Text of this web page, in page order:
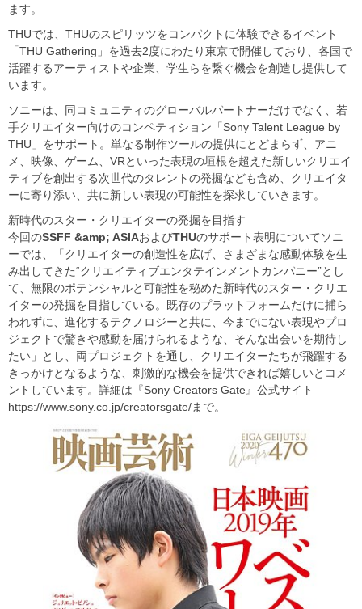
ます。
THUでは、THUのスピリッツをコンパクトに体験できるイベント
「THU Gathering」を過去2度にわたり東京で開催しており、各国で
活躍するアーティストや企業、学生らを繋ぐ機会を創造し提供して
います。
ソニーは、同コミュニティのグローバルパートナーだけでなく、若
手クリエイター向けのコンペティション「Sony Talent League by
THU」をサポート。単なる制作ツールの提供にとどまらず、アニ
メ、映像、ゲーム、VRといった表現の垣根を超えた新しいクリエイ
ティブを創出する次世代のタレントの発掘なども含め、クリエイタ
ーに寄り添い、共に新しい表現の可能性を探求していきます。
新時代のスター・クリエイターの発掘を目指す
今回のSSFF &amp; ASIAおよびTHUのサポート表明についてソニ
ーでは、「クリエイターの創造性を広げ、さまざまな感動体験を生
み出してきた“クリエイティブエンタテインメントカンパニー”とし
て、無限のポテンシャルと可能性を秘めた新時代のスター・クリエ
イターの発掘を目指している。既存のプラットフォームだけに捕ら
われずに、進化するテクノロジーと共に、今までにない表現やプロ
ジェクトで驚きや感動を届けられるような、そんな出会いを期待し
たい」とし、両プロジェクトを通し、クリエイターたちが飛躍する
きっかけとなるような、刺激的な機会を提供できれば嬉しいとコメ
ントしています。詳細は『Sony Creators Gate』公式サイト
https://www.sony.co.jp/creatorsgate/まで。